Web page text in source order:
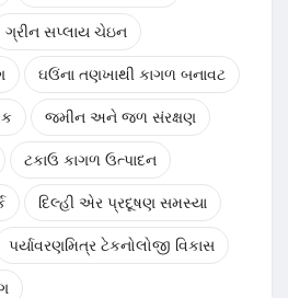
ગ્રીન સપ્લાય ચેઇન
ઘઉંના તણખાથી કાગળ બનાવટ
જમીન અને જળ સંરક્ષણ
ટકાઉ કાગળ ઉત્પાદન
દિલ્હી એર પ્રદૂષણ સમસ્યા
પર્યાવરણમિત્ર ટેકનોલોજી વિકાસ